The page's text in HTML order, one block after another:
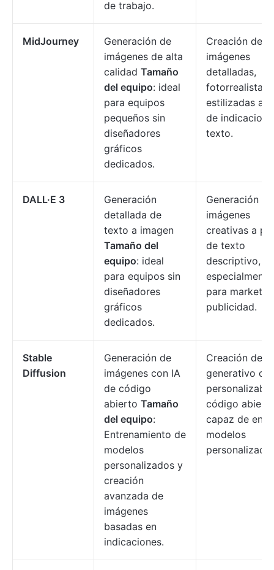
de trabajo.
MidJourney
Generación de
imágenes de alta
calidad Tamaño
del equipo: ideal
para equipos
pequeños sin
diseñadores
gráficos
dedicados.
Creación de
imágenes
detalladas,
fotorrealistas
estilizadas a
de
texto.
DALL·E 3
Generación
detallada de
texto a imagen
Tamaño del
equipo: ideal
para equipos sin
diseñadores
gráficos
dedicados.
Generación de
imágenes
creativas a
de texto
descriptivo,
especialmente
para
publicidad.
Stable
Diffusion
Generación de
imágenes con IA
de código
abierto Tamaño
del equipo:
Entrenamiento de
modelos
personalizados y
creación
avanzada de
imágenes
basadas en
indicaciones.
Creación de
generativo
código
capaz de
modelos